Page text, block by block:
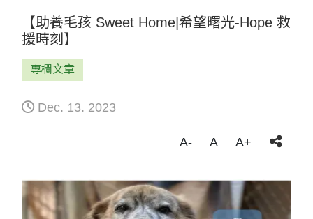
【助養毛孩 Sweet Home|希望曙光-Hope 救
援時刻】
專欄文章
Dec. 13. 2023
A- A A+